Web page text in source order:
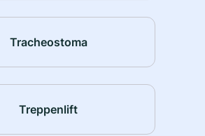
Tracheostoma
Treppenlift